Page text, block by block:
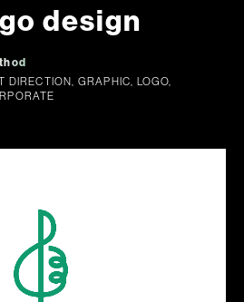
design
DIRECTION, GRAPHIC, LOGO,